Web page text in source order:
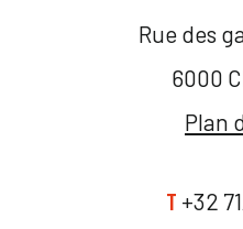
Rue des
6000
Plan
T +32